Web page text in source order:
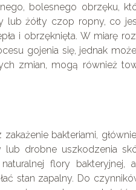
bolesnego obrzęku,
lub żółty czop ropny, co
i obrzęknięta. W miarę
gojenia się, jednak
zmian, mogą również
bakteriami,
drobne uszkodzenia
flory
stan zapalny. Do